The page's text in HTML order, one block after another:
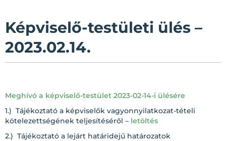
Képviselő-testületi ülés –
2023.02.14.
Meghívó a képviselő-testület 2023-02-14-i ülésére
1.) Tájékoztató a képviselők vagyonnyilatkozat-tételi
kötelezettségének teljesítéséről – letöltés
2.) Tájékoztató a lejárt határidejű határozatok